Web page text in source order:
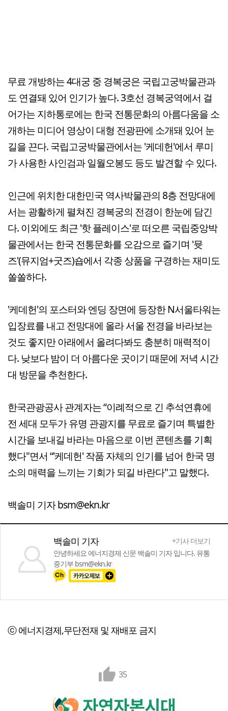
무료 개방하는 4대궁 중 경복궁은 국립고궁박물관과
도 연결돼 있어 인기가 높다. 3호선 경복궁역에서 걸
어가는 지하통로에는 한국 전통문화의 아름다움을 소
개하는 미디어 영상이 대형 전광판에 소개돼 있어 눈
길을 끈다. 국립고궁박물관에서는 '케데헌'에서 루미
가 사용한 사인검과 일월오봉도 등도 발견할 수 있다.
인근에 위치한 대한민국 역사박물관의 8층 전망대에
서는 광활하게 펼쳐진 경복궁의 전경이 한눈에 담긴
다. 이외에도 최근 '핫 플레이스'로 떠오른 국립중앙박
물관에서는 한국 전통문화를 오감으로 즐기며 '뮷
즈'(뮤지엄+굿즈)숍에서 각종 상품을 구경하는 재미도
쏠쏠하다.
'케데헌'의 포스터와 엔딩 장면에 등장한 N서울타워는
입장료를 내고 전망대에 올라 서울 전경을 바라보는
것도 좋지만 아래에서 올려다봐도 충분히 매력적이
다. 낮보다 밤이 더 아름다운 곳이기 때문에 저녁 시간
대 방문을 추천한다.
한국관광공사 관계자는 “이례적으로 긴 추석연휴에
전 세대 모두가 유명 관광지를 무료로 즐기며 특별한
시간을 보내길 바라는 마음으로 이번 콘텐츠를 기획
했다"면서 “'케데헌' 작품 자체의 인기를 넘어 한국 명
소의 매력을 느끼는 기회가 되길 바란다"고 말했다.
백솔미 기자 bsm@ekn.kr
백솔미 기자
+기사 더보기
안녕하세요 에너지경제 신문 백솔미 기자 입니다. 유통
중기부 bsm@ekn.kr
ⓒ 에너지경제,무단전재 및 재배포 금지
35